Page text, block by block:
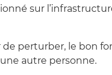
sur
perturber, le bon
autre personne.